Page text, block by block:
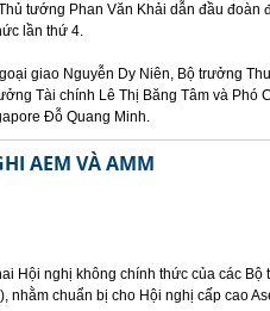
tướng Phan Văn Khải dẫn đầu
lần thứ 4.
giao Nguyễn Dy Niên, Bộ trưởng
Tài chính Lê Thị Băng Tâm và Phó
Đỗ Quang Minh.
AEM VÀ AMM
Hội nghị không chính thức của các
nhằm chuẩn bị cho Hội nghị cấp cao